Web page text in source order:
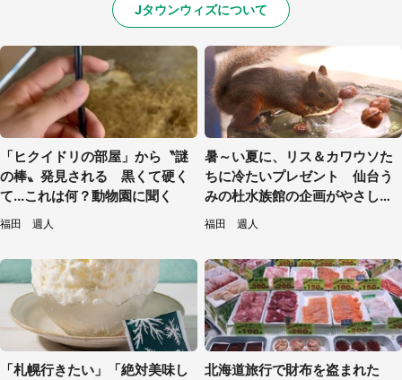
Jタウンウィズについて
「ヒクイドリの部屋」から〝謎
の棒〟発見される 黒くて硬く
て...これは何？動物園に聞く
福田 週人
暑～い夏に、リス＆カワウソた
ちに冷たいプレゼント 仙台う
みの杜水族館の企画がやさしい
【7／31～8／23】
福田 週人
「札幌行きたい」「絶対美味し
北海道旅行で財布を盗まれた